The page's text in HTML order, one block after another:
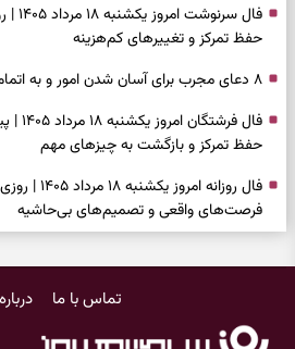
فال
حفظ تمرکز و تغییرهای کم‌هزینه
۸ دعای مجرب برای آسان شدن امور و به اتمام رساندن کار‌ها
فال
حفظ تمرکز و بازگشت به چیزهای مهم
فال روزانه
فرصت‌های واقعی و تصمیم‌های بی‌حاشیه
واقعی، کم‌کردن بار اضافه و تصمیم بدون عجله
تماس با ما